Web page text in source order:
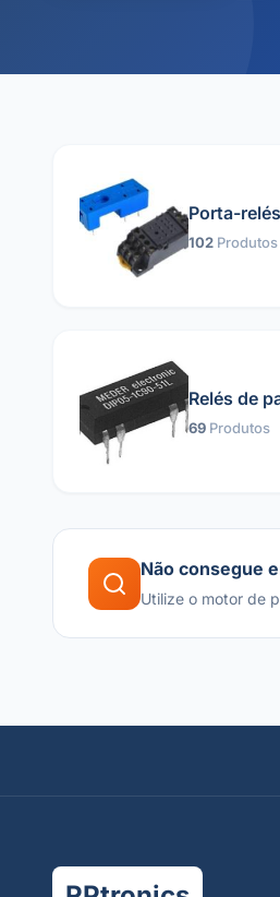
Porta-
102 Produtos
Relés de
69 Produtos
Não consegue
Utilize o motor de